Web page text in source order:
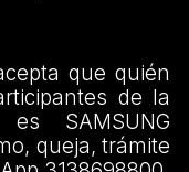
que quién
de la
SAMSUNG
queja, trámite